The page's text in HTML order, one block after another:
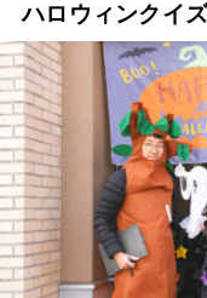
ハロウィンクイ